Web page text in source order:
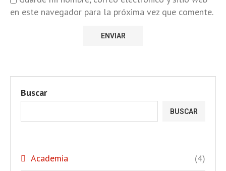
en este navegador para la próxima vez que comente.
Buscar
BUSCAR
Academia (4)